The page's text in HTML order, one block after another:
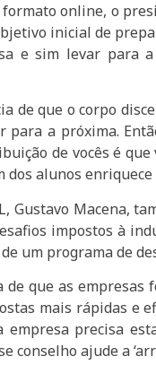
online, o
inicial de
e sim levar para
de que o corpo
para a próxima.
de vocês é
alunos
Gustavo Macena,
impostos à
um programa de
que as
mais rápidas e
precisa
conselho ajude a